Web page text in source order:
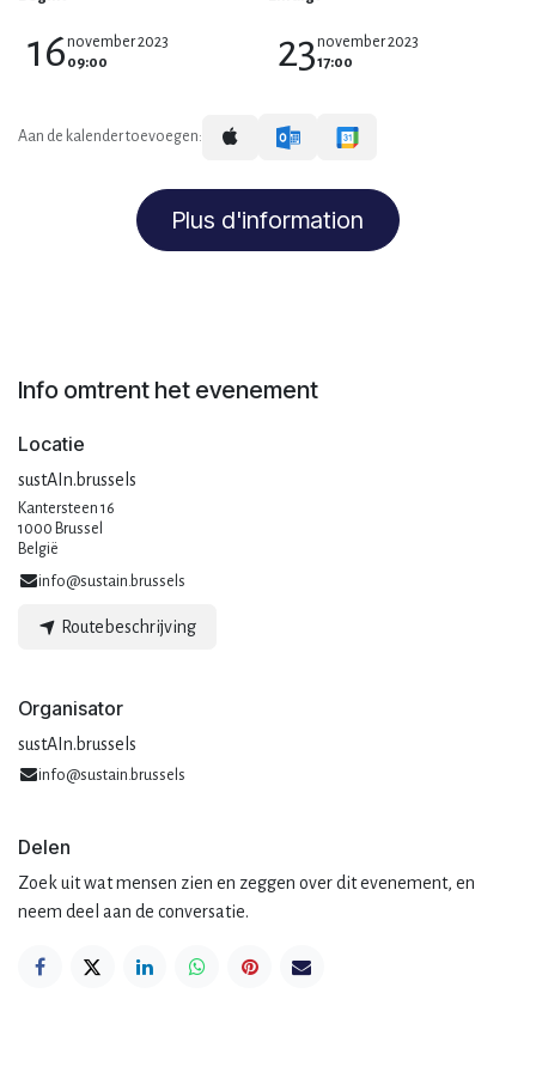
16november 2023
09:00
23november 2023
17:00
Aan de kalender toevoegen:
Plus d'information
Info omtrent het evenement
Locatie
sustAIn.brussels
Kantersteen 16
1000 Brussel
België
info@sustain.brussels
Routebeschrijving
Organisator
sustAIn.brussels
info@sustain.brussels
Delen
Zoek uit wat mensen zien en zeggen over dit evenement, en
neem deel aan de conversatie.